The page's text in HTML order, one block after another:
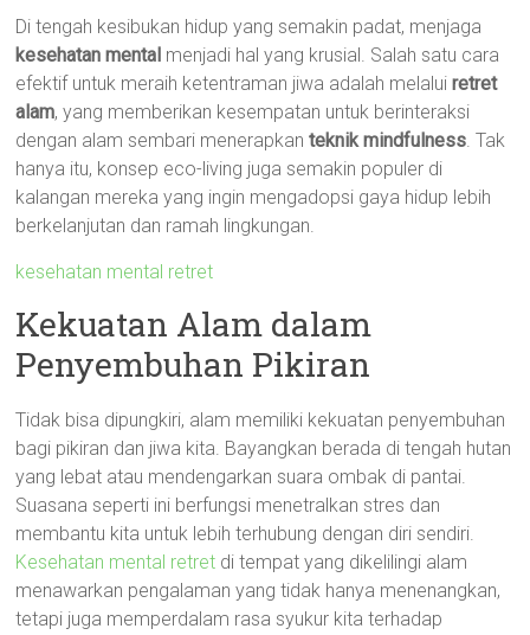
Di tengah kesibukan hidup yang semakin padat, menjaga
kesehatan mental menjadi hal yang krusial. Salah satu cara
efektif untuk meraih ketentraman jiwa adalah melaluiretret
alam, yang memberikan kesempatan untuk berinteraksi
dengan alam sembari menerapkanteknik mindfulness. Tak
hanya itu, konsep eco-living juga semakin populer di
kalangan mereka yang ingin mengadopsi gaya hidup lebih
berkelanjutan dan ramah lingkungan.
kesehatan mental retret
Kekuatan Alam dalam
Penyembuhan Pikiran
Tidak bisa dipungkiri, alam memiliki kekuatan penyembuhan
bagi pikiran dan jiwa kita. Bayangkan berada di tengah hutan
yang lebat atau mendengarkan suara ombak di pantai.
Suasana seperti ini berfungsi menetralkan stres dan
membantu kita untuk lebih terhubung dengan diri sendiri.
Kesehatan mental retret di tempat yang dikelilingi alam
menawarkan pengalaman yang tidak hanya menenangkan,
tetapi juga memperdalam rasa syukur kita terhadap